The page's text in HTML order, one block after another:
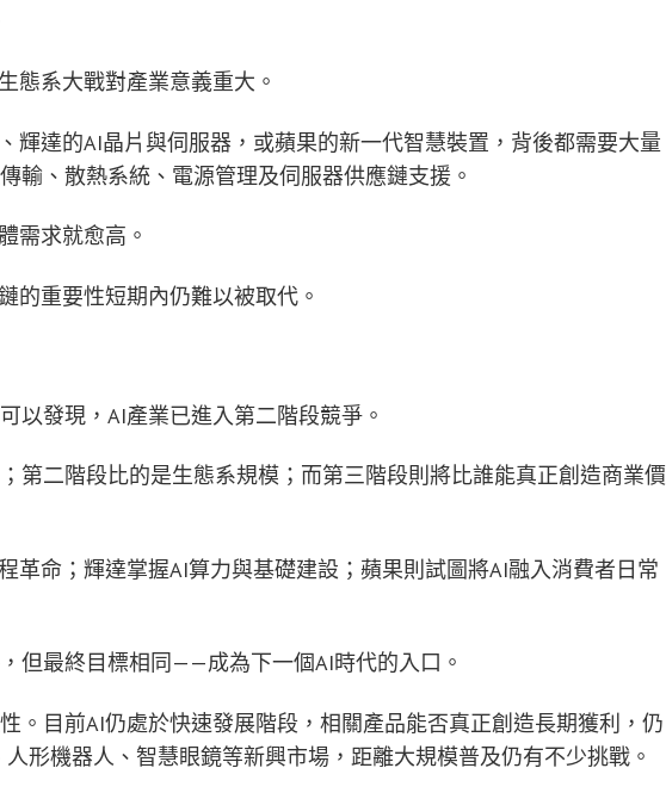
態系大戰對產業意義重大。
輝達的AI晶片與伺服器，或蘋果的新一代智慧裝置，背後都需要大量
輸、散熱系統、電源管理及伺服器供應鏈支援。
需求就愈高。
的重要性短期內仍難以被取代。
以發現，AI產業已進入第二階段競爭。
第二階段比的是生態系規模；而第三階段則將比誰能真正創造商業價
革命；輝達掌握AI算力與基礎建設；蘋果則試圖將AI融入消費者日常
但最終目標相同——成為下一個AI時代的入口。
。目前AI仍處於快速發展階段，相關產品能否真正創造長期獲利，仍
形機器人、智慧眼鏡等新興市場，距離大規模普及仍有不少挑戰。